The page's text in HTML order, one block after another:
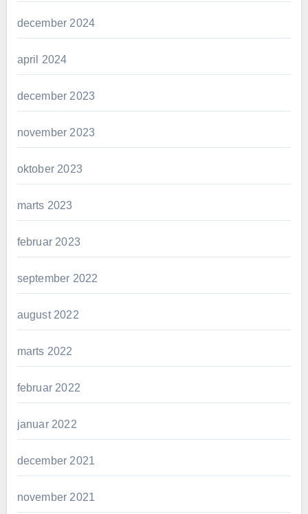
december 2024
april 2024
december 2023
november 2023
oktober 2023
marts 2023
februar 2023
september 2022
august 2022
marts 2022
februar 2022
januar 2022
december 2021
november 2021